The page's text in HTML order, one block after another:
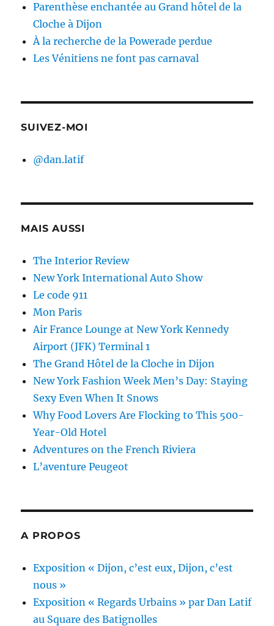
Parenthèse enchantée au Grand hôtel de la
Cloche à Dijon
À la recherche de la Powerade perdue
Les Vénitiens ne font pas carnaval
SUIVEZ-MOI
@dan.latif
MAIS AUSSI
The Interior Review
New York International Auto Show
Le code 911
Mon Paris
Air France Lounge at New York Kennedy
Airport (JFK) Terminal 1
The Grand Hôtel de la Cloche in Dijon
New York Fashion Week Men’s Day: Staying
Sexy Even When It Snows
Why Food Lovers Are Flocking to This 500-
Year-Old Hotel
Adventures on the French Riviera
L’aventure Peugeot
A PROPOS
Exposition « Dijon, c’est eux, Dijon, c’est
nous »
Exposition « Regards Urbains » par Dan Latif
au Square des Batignolles